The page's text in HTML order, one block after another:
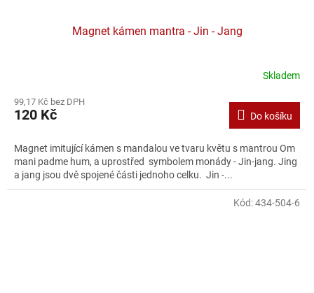
Magnet kámen mantra - Jin - Jang
produktu
je
z
5
hvězdiček.
Skladem
99,17 Kč bez DPH
120 Kč Do košíku
Magnet imitující kámen s mandalou ve tvaru květu s mantrou Om
mani padme hum, a uprostřed symbolem monády - Jin-jang. Jing
a jang jsou dvě spojené části jednoho celku. Jin -...
Kód:434-504-6